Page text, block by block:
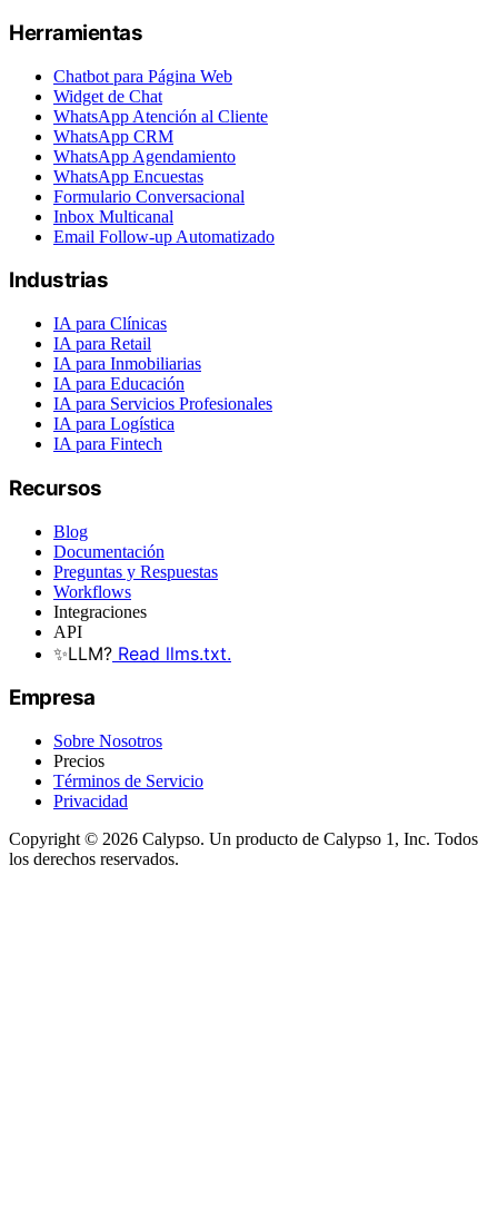
Herramientas
Chatbot para Página Web
Widget de Chat
WhatsApp Atención al Cliente
WhatsApp CRM
WhatsApp Agendamiento
WhatsApp Encuestas
Formulario Conversacional
Inbox Multicanal
Email Follow-up Automatizado
Industrias
IA para Clínicas
IA para Retail
IA para Inmobiliarias
IA para Educación
IA para Servicios Profesionales
IA para Logística
IA para Fintech
Recursos
Blog
Documentación
Preguntas y Respuestas
Workflows
Integraciones
API
✨LLM? Read llms.txt.
Empresa
Sobre Nosotros
Precios
Términos de Servicio
Privacidad
Copyright © 2026 Calypso. Un producto de Calypso 1, Inc. Todos
los derechos reservados.